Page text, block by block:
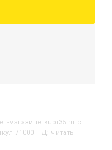
магазине kupi35.ru с
71000 ПД: читать